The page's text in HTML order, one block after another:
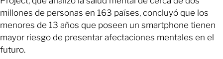
millones de personas en 163 países, concluyó que los
menores de 13 años que poseen un smartphone tienen
mayor riesgo de presentar afectaciones mentales en el
futuro.